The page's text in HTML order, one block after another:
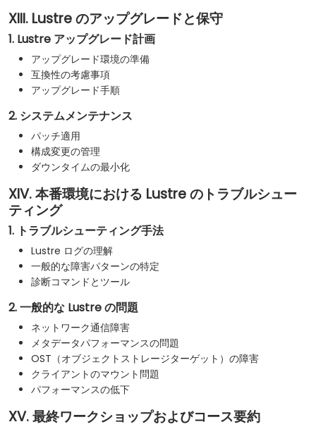
XIII. Lustre のアップグレードと保守
1. Lustre アップグレード計画
アップグレード環境の準備
互換性の考慮事項
アップグレード手順
2. システムメンテナンス
パッチ適用
構成変更の管理
ダウンタイムの最小化
XIV. 本番環境における Lustre のトラブルシュー
ティング
1. トラブルシューティング手法
Lustre ログの理解
一般的な障害パターンの特定
診断コマンドとツール
2. 一般的な Lustre の問題
ネットワーク通信障害
メタデータパフォーマンスの問題
OST（オブジェクトストレージターゲット）の障害
クライアントのマウント問題
パフォーマンスの低下
XV. 最終ワークショップおよびコース要約